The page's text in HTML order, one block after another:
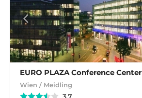
EURO PLAZA Conference Center
Wien / Meidling